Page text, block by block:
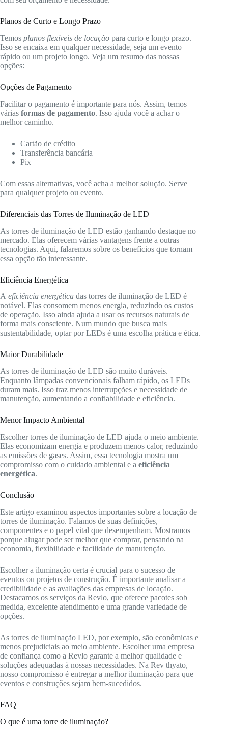
Planos de Curto e Longo Prazo
Temos planos flexíveis de locação para curto e longo prazo.
Isso se encaixa em qualquer necessidade, seja um evento
rápido ou um projeto longo. Veja um resumo das nossas
opções:
Opções de Pagamento
Facilitar o pagamento é importante para nós. Assim, temos
várias formas de pagamento. Isso ajuda você a achar o
melhor caminho.
Cartão de crédito
Transferência bancária
Pix
Com essas alternativas, você acha a melhor solução. Serve
para qualquer projeto ou evento.
Diferenciais das Torres de Iluminação de LED
As torres de iluminação de LED estão ganhando destaque no
mercado. Elas oferecem várias vantagens frente a outras
tecnologias. Aqui, falaremos sobre os benefícios que tornam
essa opção tão interessante.
Eficiência Energética
A eficiência energética das torres de iluminação de LED é
notável. Elas consomem menos energia, reduzindo os custos
de operação. Isso ainda ajuda a usar os recursos naturais de
forma mais consciente. Num mundo que busca mais
sustentabilidade, optar por LEDs é uma escolha prática e ética.
Maior Durabilidade
As torres de iluminação de LED são muito duráveis.
Enquanto lâmpadas convencionais falham rápido, os LEDs
duram mais. Isso traz menos interrupções e necessidade de
manutenção, aumentando a confiabilidade e eficiência.
Menor Impacto Ambiental
Escolher torres de iluminação de LED ajuda o meio ambiente.
Elas economizam energia e produzem menos calor, reduzindo
as emissões de gases. Assim, essa tecnologia mostra um
compromisso com o cuidado ambiental e a eficiência
energética.
Conclusão
Este artigo examinou aspectos importantes sobre a locação de
torres de iluminação. Falamos de suas definições,
componentes e o papel vital que desempenham. Mostramos
porque alugar pode ser melhor que comprar, pensando na
economia, flexibilidade e facilidade de manutenção.
Escolher a iluminação certa é crucial para o sucesso de
eventos ou projetos de construção. É importante analisar a
credibilidade e as avaliações das empresas de locação.
Destacamos os serviços da Revlo, que oferece pacotes sob
medida, excelente atendimento e uma grande variedade de
opções.
As torres de iluminação LED, por exemplo, são econômicas e
menos prejudiciais ao meio ambiente. Escolher uma empresa
de confiança como a Revlo garante a melhor qualidade e
soluções adequadas à nossas necessidades. Na Rev thyato,
nosso compromisso é entregar a melhor iluminação para que
eventos e construções sejam bem-sucedidos.
FAQ
O que é uma torre de iluminação?